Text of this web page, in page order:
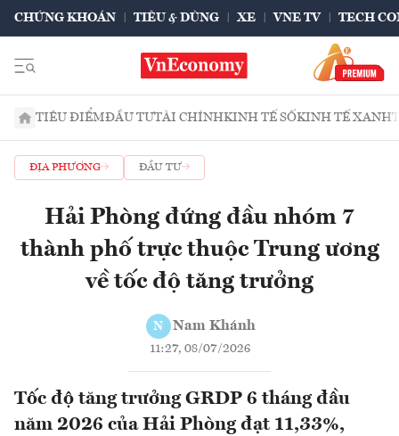
CHỨNG KHOÁN TIÊU & DÙNG XE VNE TV TECH
TIÊU ĐIỂMĐẦU TƯTÀI CHÍNHKINH TẾ SỐKINH TẾ XANH
ĐỊA PHƯƠNG ĐẦU TƯ
Hải Phòng đứng đầu nhóm 7
thành phố trực thuộc Trung ương
về tốc độ tăng trưởng
N Nam Khánh
11:27, 08/07/2026
Tốc độ tăng trưởng GRDP 6 tháng đầu
năm 2026 của Hải Phòng đạt 11,33%,